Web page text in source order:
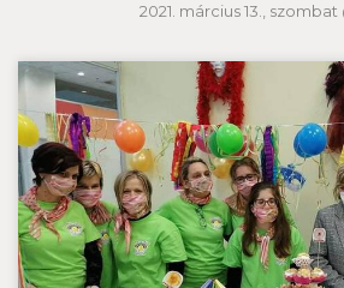
2021. március 13., szombat